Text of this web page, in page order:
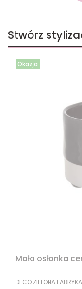
Stwórz
Okazja
Mała osłonka
PRODUCENT
DECO ZIELONA FABRYKA